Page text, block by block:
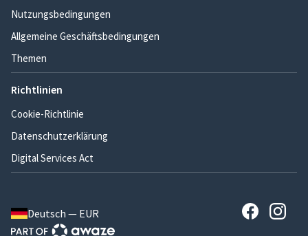
Nutzungsbedingungen
Allgemeine Geschäftsbedingungen
Themen
Richtlinien
Cookie-Richtlinie
Datenschutzerklärung
Digital Services Act
Deutsch — EUR